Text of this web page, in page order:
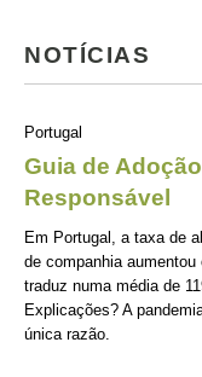
NOTÍCIAS
Portugal
Guia de Adoção
Responsável
Em Portugal, a taxa de
de companhia
traduz numa média de
Explicações? A
única razão.